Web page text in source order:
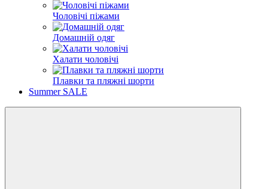
Чоловічі піжами
Домашній одяг
Халати чоловічі
Плавки та пляжні шорти
Summer SALE